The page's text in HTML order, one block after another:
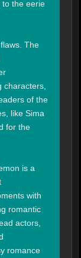
to the eerie
The
characters,
of the
like Sima
for the
is a
with
romantic
actors,
romance